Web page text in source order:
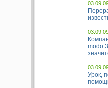
03.09.09
modo
03.09.09
Урок,